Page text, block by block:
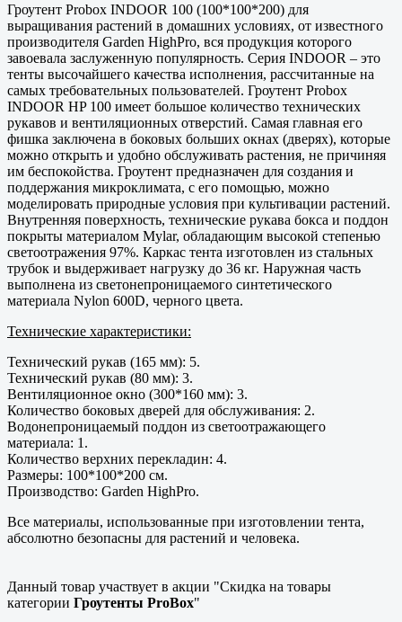
Гроутент Probox INDOOR 100 (100*100*200) для
выращивания растений в домашних условиях, от известного
производителя Garden HighPro, вся продукция которого
завоевала заслуженную популярность. Серия INDOOR – это
тенты высочайшего качества исполнения, рассчитанные на
самых требовательных пользователей. Гроутент Probox
INDOOR HP 100 имеет большое количество технических
рукавов и вентиляционных отверстий. Самая главная его
фишка заключена в боковых больших окнах (дверях), которые
можно открыть и удобно обслуживать растения, не причиняя
им беспокойства. Гроутент предназначен для создания и
поддержания микроклимата, с его помощью, можно
моделировать природные условия при культивации растений.
Внутренняя поверхность, технические рукава бокса и поддон
покрыты материалом Mylar, обладающим высокой степенью
светоотражения 97%. Каркас тента изготовлен из стальных
трубок и выдерживает нагрузку до 36 кг. Наружная часть
выполнена из светонепроницаемого синтетического
материала Nylon 600D, черного цвета.
Технические характеристики:
Технический рукав (165 мм): 5.
Технический рукав (80 мм): 3.
Вентиляционное окно (300*160 мм): 3.
Количество боковых дверей для обслуживания: 2.
Водонепроницаемый поддон из светоотражающего
материала: 1.
Количество верхних перекладин: 4.
Размеры: 100*100*200 см.
Производство: Garden HighPro.
Все материалы, использованные при изготовлении тента,
абсолютно безопасны для растений и человека.
Данный товар участвует в акции "Скидка на товары
категории Гроутенты ProBox"